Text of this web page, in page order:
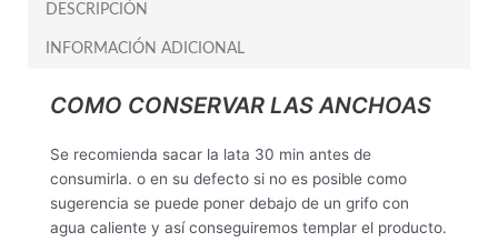
DESCRIPCIÓN
INFORMACIÓN ADICIONAL
COMO CONSERVAR LAS ANCHOAS
Se recomienda sacar la lata 30 min antes de
consumirla. o en su defecto si no es posible como
sugerencia se puede poner debajo de un grifo con
agua caliente y así conseguiremos templar el producto.